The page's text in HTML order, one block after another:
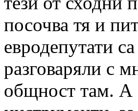
посочва тя и
евродепутати
разговаряли с
общност там. А